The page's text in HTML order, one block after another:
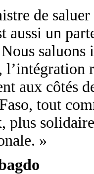
de
aussi un
saluons
l’intégration
aux côtés
tout
plus
»